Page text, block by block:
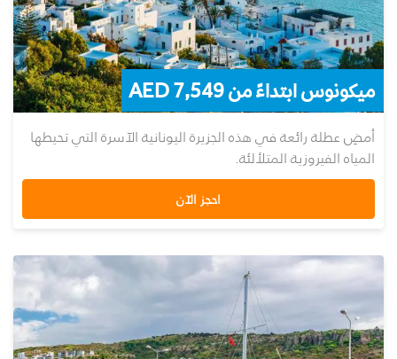
ميكونوس ابتداءً من AED 7,549
أمضِ عطلة رائعة في هذه الجزيرة اليونانية الآسرة التي تحيطها
المياه الفيروزية المتلألئة.
احجز الآن